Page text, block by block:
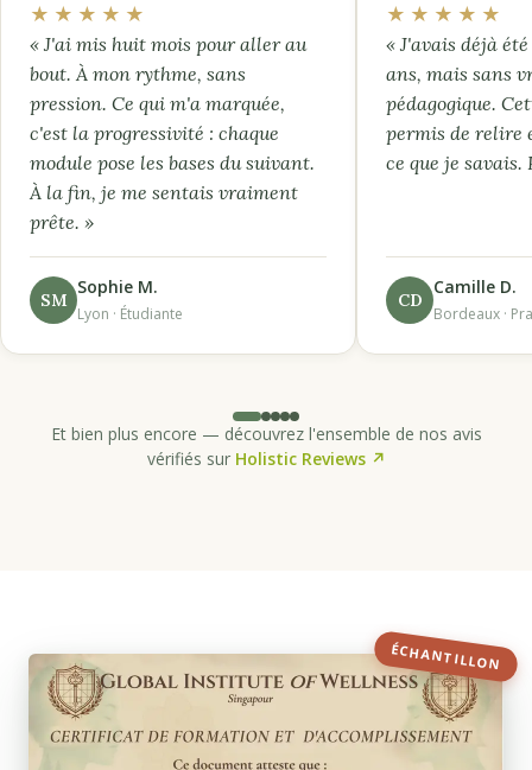
★★★★★
« J'ai mis huit mois pour aller au
bout. À mon rythme, sans
pression. Ce qui m'a marquée,
c'est la progressivité : chaque
module pose les bases du suivant.
À la fin, je me sentais vraiment
prête. »
SM
Sophie M.
Lyon · Étudiante
★★★★★
« J'avais déjà
ans, mais sans
pédagogique.
permis de relire
ce que je savais.
CD
Camille D.
Bordeaux ·
Et bien plus encore — découvrez l'ensemble de nos avis
vérifiés sur Holistic Reviews ↗
ÉCHANTILLON